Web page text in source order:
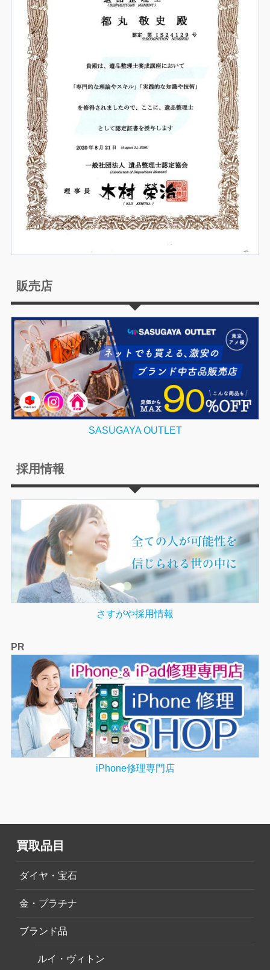
販売店
SASUGAYA OUTLET
採用情報
さすがや採用情報
PR
iPhone修理専門店
買取品目
ダイヤ・宝石
金・プラチナ
ブランド品
ルイ・ヴィトン